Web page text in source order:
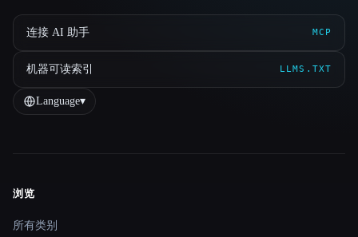
连接 AI 助手 MCP
机器可读索引 LLMS.TXT
Language▾
Site navigation
浏览
所有类别